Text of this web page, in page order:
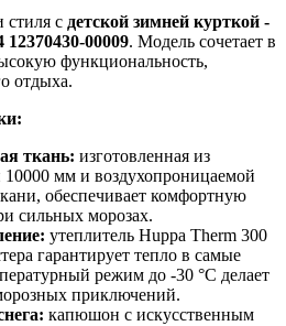
стиля с детской зимней курткой -
00009. Модель сочетает в
функциональность,
отдыха.
ткань: изготовленная из
мм и воздухопроницаемой
обеспечивает комфортную
сильных морозах.
утеплитель Huppa Therm 300
гарантирует тепло в самые
режим до -30 °C делает
приключений.
капюшон с искусственным